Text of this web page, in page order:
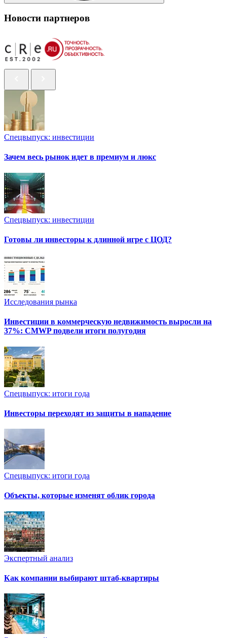
Новости партнеров
Спецвыпуск: инвестиции
Зачем весь рынок идет в премиум и люкс
Спецвыпуск: инвестиции
Готовы ли инвесторы к длинной игре с ЦОД?
Исследования рынка
Инвестиции в коммерческую недвижимость выросли на
37%: CMWP подвели итоги полугодия
Спецвыпуск: итоги года
Инвесторы переходят из защиты в нападение
Спецвыпуск: итоги года
Объекты, которые изменят облик города
Экспертный анализ
Как компании выбирают штаб-квартиры